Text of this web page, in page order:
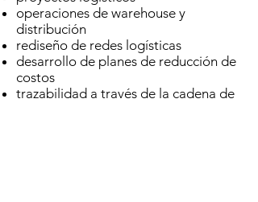
operaciones de warehouse y
distribución
rediseño de redes logísticas
desarrollo de planes de reducción de
costos
trazabilidad a través de la cadena de